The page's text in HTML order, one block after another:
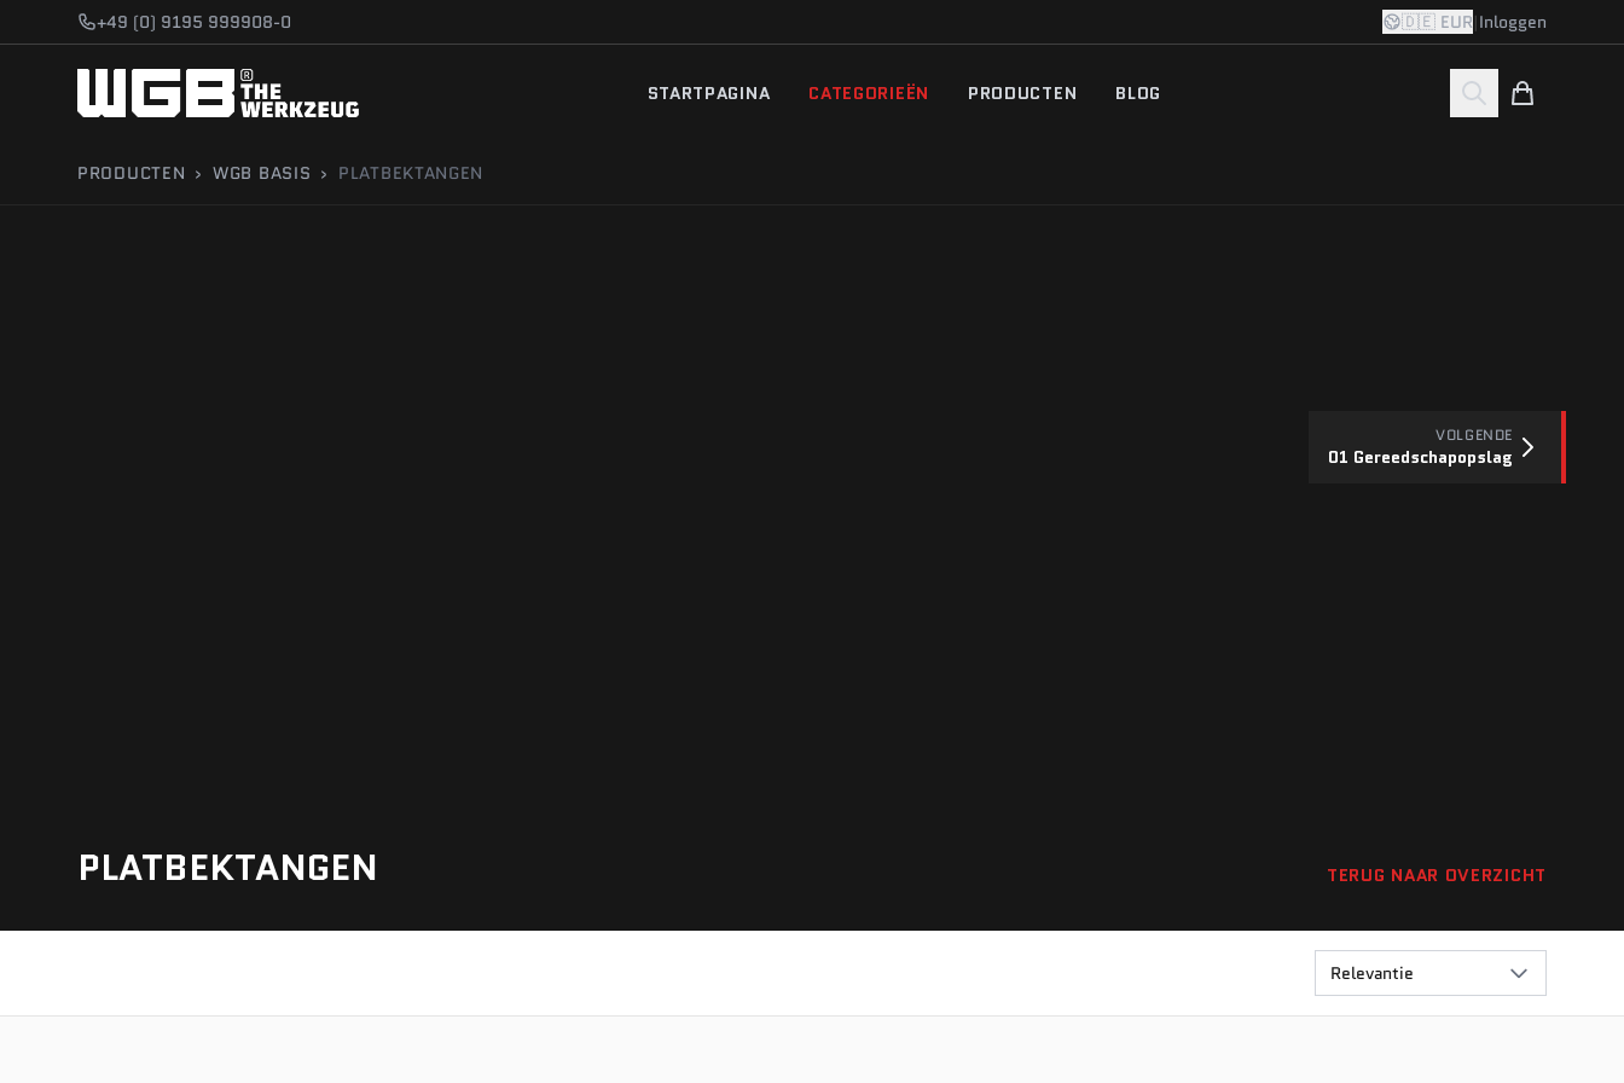
Ga naar inhoud+49 (0) 9195 999908-0 🇩🇪 EUR|Inloggen
STARTPAGINA CATEGORIEËN PRODUCTEN BLOG
PRODUCTEN › WGB BASIS › PLATBEKTANGEN
VOLGENDE
01 Gereedschapopslag
PLATBEKTANGEN TERUG NAAR OVERZICHT
Relevantie